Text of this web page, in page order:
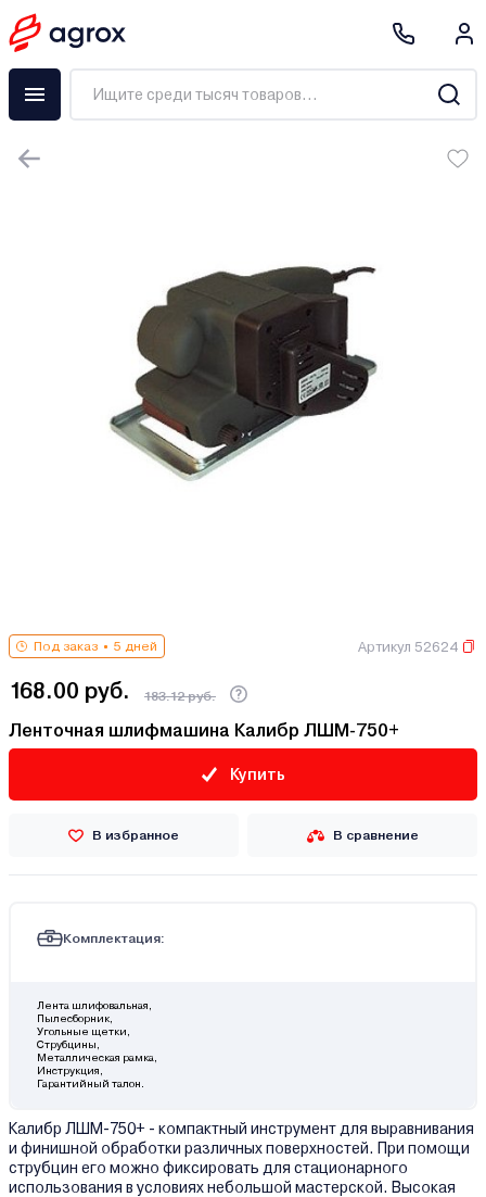
Под заказ 5 дней Артикул 52624
168.00 руб. 183.12 руб.
Ленточная шлифмашина Калибр ЛШМ-750+
Купить
В избранное В сравнение
Комплектация:
Лента шлифовальная,
Пылесборник,
Угольные щетки,
Струбцины,
Металлическая рамка,
Инструкция,
Гарантийный талон.
Калибр ЛШМ-750+ - компактный инструмент для выравнивания
и финишной обработки различных поверхностей. При помощи
струбцин его можно фиксировать для стационарного
использования в условиях небольшой мастерской. Высокая